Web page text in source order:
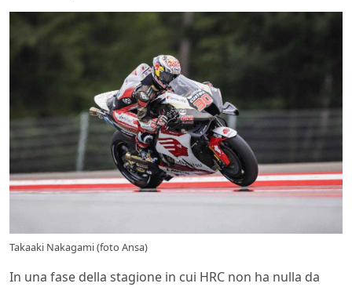
Takaaki Nakagami (foto Ansa)
In una fase della stagione in cui HRC non ha nulla da